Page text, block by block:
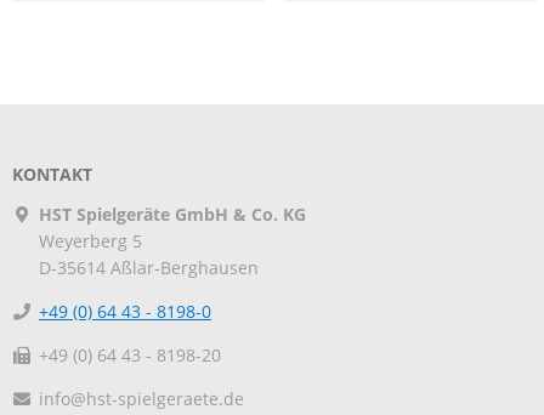
KONTAKT
HST Spielgeräte GmbH & Co. KG
Weyerberg 5
D-35614 Aßlar-Berghausen
+49 (0) 64 43 - 8198-0
+49 (0) 64 43 - 8198-20
info@hst-spielgeraete.de